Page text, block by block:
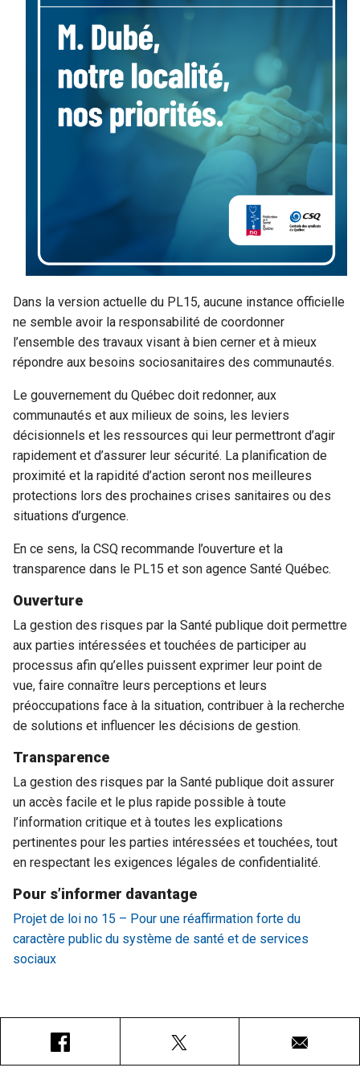
Dans la version actuelle du PL15, aucune instance officielle
ne semble avoir la responsabilité de coordonner
l’ensemble des travaux visant à bien cerner et à mieux
répondre aux besoins sociosanitaires des communautés.
Le gouvernement du Québec doit redonner, aux
communautés et aux milieux de soins, les leviers
décisionnels et les ressources qui leur permettront d’agir
rapidement et d’assurer leur sécurité. La planification de
proximité et la rapidité d’action seront nos meilleures
protections lors des prochaines crises sanitaires ou des
situations d’urgence.
En ce sens, la CSQ recommande l’ouverture et la
transparence dans le PL15 et son agence Santé Québec.
Ouverture
La gestion des risques par la Santé publique doit permettre
aux parties intéressées et touchées de participer au
processus afin qu’elles puissent exprimer leur point de
vue, faire connaître leurs perceptions et leurs
préoccupations face à la situation, contribuer à la recherche
de solutions et influencer les décisions de gestion.
Transparence
La gestion des risques par la Santé publique doit assurer
un accès facile et le plus rapide possible à toute
l’information critique et à toutes les explications
pertinentes pour les parties intéressées et touchées, tout
en respectant les exigences légales de confidentialité.
Pour s’informer davantage
Projet de loi no 15 – Pour une réaffirmation forte du
caractère public du système de santé et de services
sociaux
Courriel